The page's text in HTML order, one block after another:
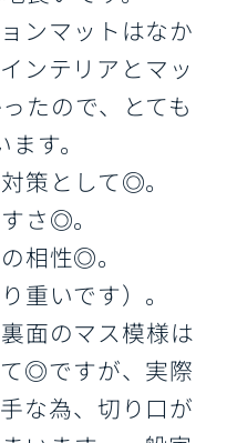
ンマットはなか
ンテリアとマッ
たので、とても
す。
策として◎。
さ◎。
相性◎。
重いです）。
面のマス模様は
◎ですが、実際
な為、切り口が